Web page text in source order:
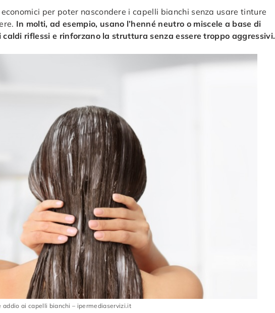
per poter nascondere i capelli bianchi senza usare tinture
In molti, ad esempio, usano l’henné neutro o miscele a base di
riflessi e rinforzano la struttura senza essere troppo aggressivi.
ai capelli bianchi – ipermediaservizi.it